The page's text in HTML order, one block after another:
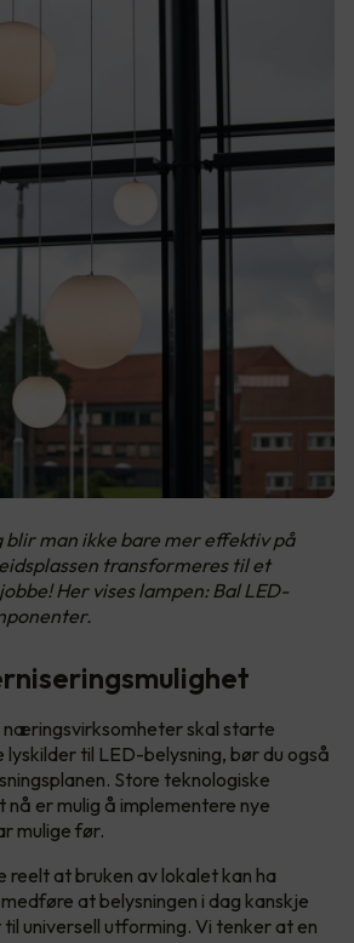
blir man ikke bare mer effektiv på
transformeres til et
Her vises lampen: Bal LED-
skal starte
lyskilder til LED-belysning, bør du også
Store teknologiske
er mulig å implementere nye
mulige før.
reelt at bruken av lokalet kan ha
at belysningen i dag kanskje
universell utforming. Vi tenker at en